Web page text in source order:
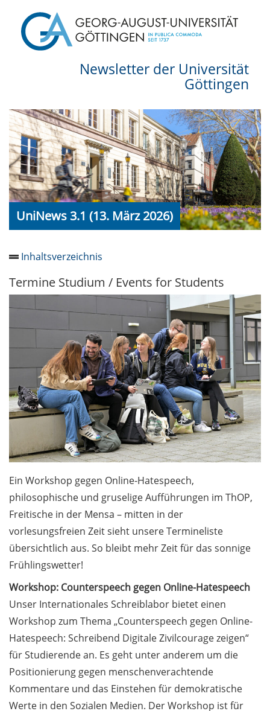
Newsletter der Universität
Göttingen
UniNews 3.1 (13. März 2026)
Inhaltsverzeichnis
Beschäftigte /
Staff 3.1
Dorothea Schlözer-
Programm: Neue
Stellen für
Postdoktorandinnen
/ Dorothea Schlözer
Programme for
female postdocs:
positions
Göttingen Campus
Postdoc Committee:
calling for
applications! /
Göttingen Campus
Postdoc-Komitee:
Bewerbungen
gesucht!
Neues aus der
Finanzabteilung /
News from the
Finance Department
Allgemein /
Termine Studium / Events for Students
Ein Workshop gegen Online-Hatespeech,
philosophische und gruselige Aufführungen im ThOP,
Freitische in der Mensa – mitten in der
vorlesungsfreien Zeit sieht unsere Termineliste
übersichtlich aus. So bleibt mehr Zeit für das sonnige
Frühlingswetter!
Workshop: Counterspeech gegen Online-Hatespeech
Unser Internationales Schreiblabor bietet einen
Workshop zum Thema „Counterspeech gegen Online-
Hatespeech: Schreibend Digitale Zivilcourage zeigen“
für Studierende an. Es geht unter anderem um die
Positionierung gegen menschenverachtende
Kommentare und das Einstehen für demokratische
Werte in den Sozialen Medien. Der Workshop ist für